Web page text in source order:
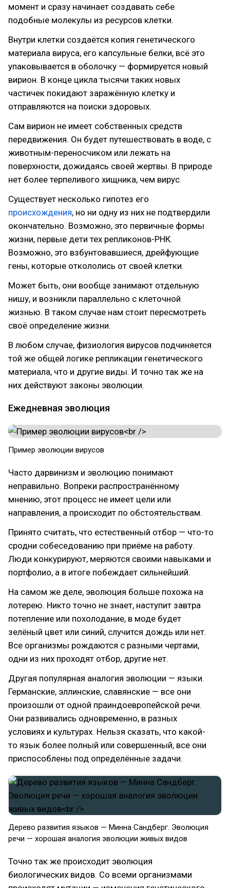
момент и сразу начинает создавать себе
подобные молекулы из ресурсов клетки.
Внутри клетки создаётся копия генетического
материала вируса, его капсульные белки, всё это
упаковывается в оболочку — формируется новый
вирион. В конце цикла тысячи таких новых
частичек покидают заражённую клетку и
отправляются на поиски здоровых.
Сам вирион не имеет собственных средств
передвижения. Он будет путешествовать в воде, с
животным-переносчиком или лежать на
поверхности, дожидаясь своей жертвы. В природе
нет более терпеливого хищника, чем вирус.
Существует несколько гипотез его
происхождения, но ни одну из них не подтвердили
окончательно. Возможно, это первичные формы
жизни, первые дети тех репликонов-РНК.
Возможно, это взбунтовавшиеся, дрейфующие
гены, которые откололись от своей клетки.
Может быть, они вообще занимают отдельную
нишу, и возникли параллельно с клеточной
жизнью. В таком случае нам стоит пересмотреть
своё определение жизни.
В любом случае, физиология вирусов подчиняется
той же общей логике репликации генетического
материала, что и другие виды. И точно так же на
них действуют законы эволюции.
Ежедневная эволюция
Пример эволюции вирусов
Часто дарвинизм и эволюцию понимают
неправильно. Вопреки распространённому
мнению, этот процесс не имеет цели или
направления, а происходит по обстоятельствам.
Принято считать, что естественный отбор — что-то
сродни собеседованию при приёме на работу.
Люди конкурируют, меряются своими навыками и
портфолио, а в итоге побеждает сильнейший.
На самом же деле, эволюция больше похожа на
лотерею. Никто точно не знает, наступит завтра
потепление или похолодание, в моде будет
зелёный цвет или синий, случится дождь или нет.
Все организмы рождаются с разными чертами,
одни из них проходят отбор, другие нет.
Другая популярная аналогия эволюции — языки.
Германские, эллинские, славянские — все они
произошли от одной праиндоевропейской речи.
Они развивались одновременно, в разных
условиях и культурах. Нельзя сказать, что какой-
то язык более полный или совершенный, все они
приспособлены под определённые задачи.
Дерево развития языков — Минна Сандберг. Эволюция
речи — хорошая аналогия эволюции живых видов
Точно так же происходит эволюция
биологических видов. Со всеми организмами